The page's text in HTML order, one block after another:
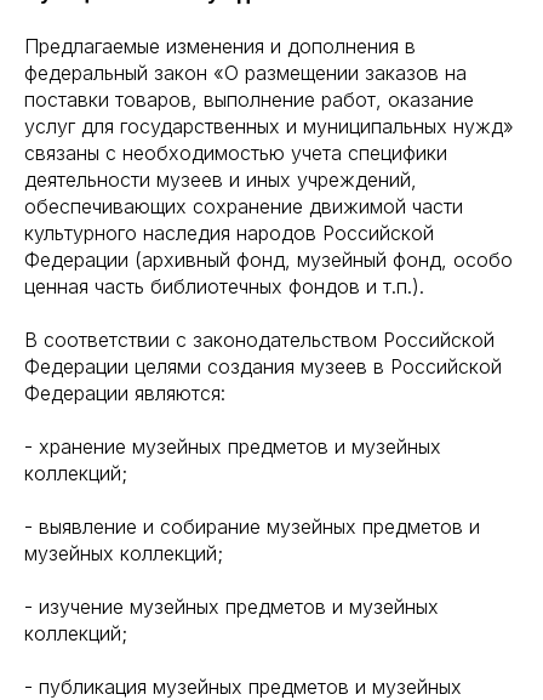
Предлагаемые изменения и дополнения в
федеральный закон «О размещении заказов на
поставки товаров, выполнение работ, оказание
услуг для государственных и муниципальных нужд»
связаны с необходимостью учета специфики
деятельности музеев и иных учреждений,
обеспечивающих сохранение движимой части
культурного наследия народов Российской
Федерации (архивный фонд, музейный фонд, особо
ценная часть библиотечных фондов и т.п.).
В соответствии с законодательством Российской
Федерации целями создания музеев в Российской
Федерации являются:
- хранение музейных предметов и музейных
коллекций;
- выявление и собирание музейных предметов и
музейных коллекций;
- изучение музейных предметов и музейных
коллекций;
- публикация музейных предметов и музейных